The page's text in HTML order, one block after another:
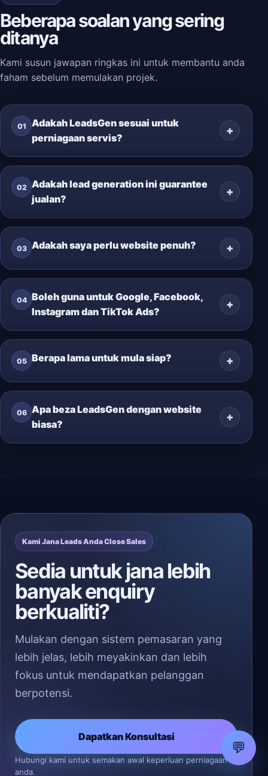
Beberapa soalan yang sering
ditanya
Kami susun jawapan ringkas ini untuk membantu anda
faham sebelum memulakan projek.
01
Adakah LeadsGen sesuai untuk
perniagaan servis?
02 Adakah lead generation ini guarantee
jualan?
03 Adakah saya perlu website penuh?
04 Boleh guna untuk Google, Facebook,
Instagram dan TikTok Ads?
05 Berapa lama untuk mula siap?
06 Apa beza LeadsGen dengan website
biasa?
Kami Jana Leads Anda Close Sales
Sedia untuk jana lebih
banyak enquiry
berkualiti?
Mulakan dengan sistem pemasaran yang
lebih jelas, lebih meyakinkan dan lebih
fokus untuk mendapatkan pelanggan
berpotensi.
Dapatkan Konsultasi
Hubungi kami untuk semakan awal keperluan perniagaan
anda.
💬